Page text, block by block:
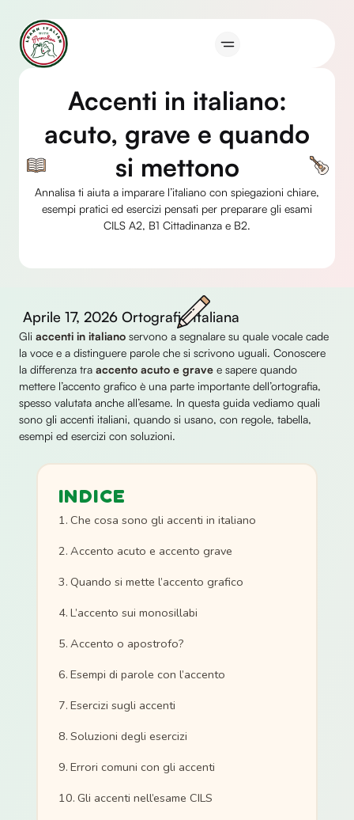
contenuto
Accenti in italiano:
acuto, grave e quando
si mettono
Annalisa ti aiuta a imparare l’italiano con spiegazioni chiare,
esempi pratici ed esercizi pensati per preparare gli esami
CILS A2, B1 Cittadinanza e B2.
Aprile 17, 2026 Ortografia Italiana
Gli accenti in italiano servono a segnalare su quale vocale cade
la voce e a distinguere parole che si scrivono uguali. Conoscere
la differenza tra accento acuto e grave e sapere quando
mettere l’accento grafico è una parte importante dell’ortografia,
spesso valutata anche all’esame. In questa guida vediamo quali
sono gli accenti italiani, quando si usano, con regole, tabella,
esempi ed esercizi con soluzioni.
INDICE
Che cosa sono gli accenti in italiano
Accento acuto e accento grave
Quando si mette l’accento grafico
L’accento sui monosillabi
Accento o apostrofo?
Esempi di parole con l’accento
Esercizi sugli accenti
Soluzioni degli esercizi
Errori comuni con gli accenti
Gli accenti nell’esame CILS